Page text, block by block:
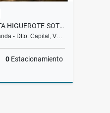
TERRENO EN VENTA HIGUEROTE-SOTILLO ML
- Dtto. Capital, V…
0 Estacionamiento